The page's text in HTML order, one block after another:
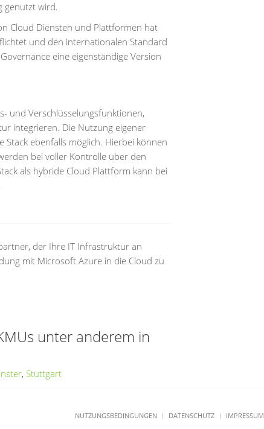
genutzt wird.
Cloud Diensten und Plattformen hat
und den internationalen Standard
eine eigenständige Version
und Verschlüsselungsfunktionen,
integrieren. Die Nutzung eigener
ebenfalls möglich. Hierbei können
bei voller Kontrolle über den
als hybride Cloud Plattform kann bei
der Ihre IT Infrastruktur an
mit Microsoft Azure in die Cloud zu
unter anderem in
, Stuttgart
NUTZUNGSBEDINGUNGEN DATENSCHUTZ IMPRESSUM